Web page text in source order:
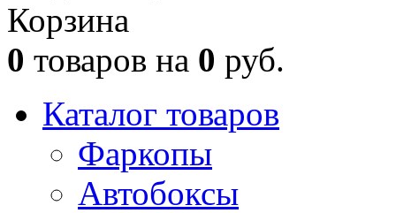
Корзина
0 товаров на 0 руб.
Каталог товаров
Фаркопы
Автобоксы